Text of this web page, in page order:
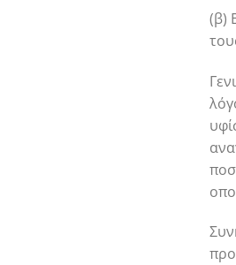
(β)